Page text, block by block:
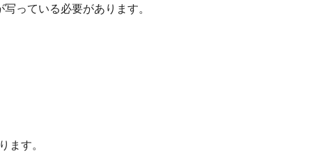
っている必要があります。
す。